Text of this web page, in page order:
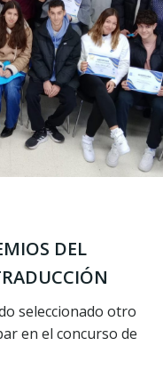
DEL
seleccionado otro
en el concurso de